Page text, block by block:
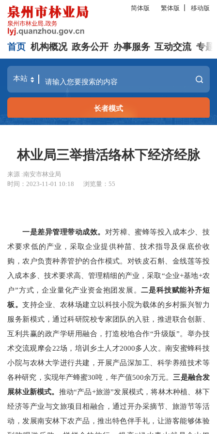
简体版 繁体版 移动版
首页 机构概况 政务公开 办事服务 互动交流 专题
长者模式
林业局三举措活络林下经济经脉
来源 :南安市林业局
时间：2023-11-01 10:18
浏览量：55
一是差异管理带动成效。 对芳樟、蜜蜂等投入成本少、技
术要求低的产业，采取企业提供种苗、技术指导及保底价收
购，农户负责种养管护的合作模式。 对铁皮石斛、金线莲等投
入成本多、技术要求高、管理精细的产业，采取“企业+基地+农
户”方式，企业量化产业资金抱团发展。二是科技赋能补齐短
板。支持企业、农林场建立以科技小院为载体的乡村振兴智力
服务新模式，通过科研院校专家团队的入驻，推进联合创新、
互利共赢的政产学研用融合，打造校地合作“升级版”。举办技
术交流观摩会22场，培训乡土人才2000多人次。南安蜜蜂科技
小院与农林大学进行共建，开展产品深加工、科学养殖技术等
各种研究，实现年产蜂蜜30吨，年产值500余万元。 三是融合发
展林业新模式。 推动“产品+旅游”发展模式 ，将林木种植、林下
经济等产业与文旅项目相融合，通过开办采摘节、旅游节等活
动，发展南安林下农产品，推出特色伴手礼，让游客能够体验